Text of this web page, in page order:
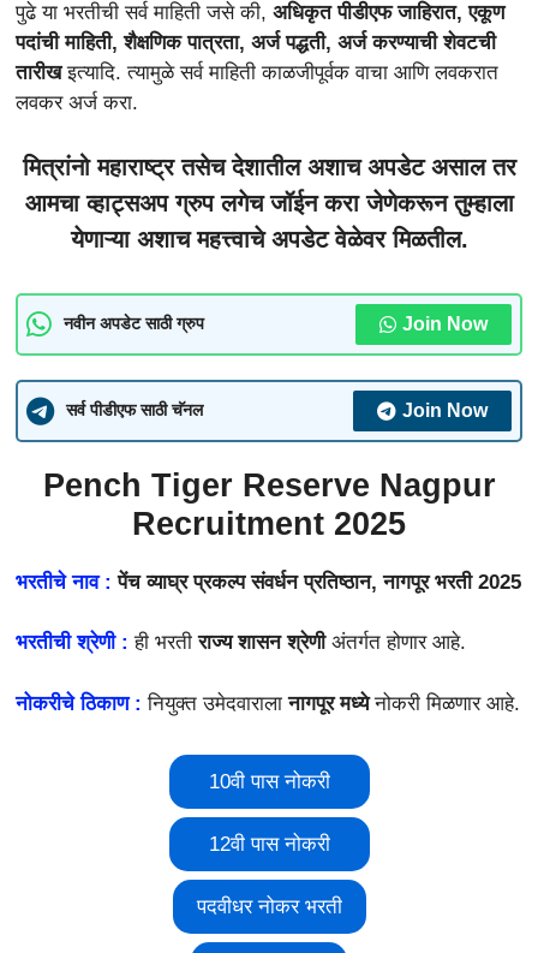
पुढे या भरतीची सर्व माहिती जसे की, अधिकृत पीडीएफ जाहिरात, एकूण
पदांची माहिती, शैक्षणिक पात्रता, अर्ज पद्धती, अर्ज करण्याची शेवटची
तारीखइत्यादि. त्यामुळे सर्व माहिती काळजीपूर्वक वाचा आणि लवकरात
लवकर अर्ज करा.
मित्रांनो महाराष्ट्र तसेच देशातील अशाच अपडेट असाल तर
आमचा व्हाट्सअप ग्रुप लगेच जॉईन करा जेणेकरून तुम्हाला
येणाऱ्या अशाच महत्त्वाचे अपडेट वेळेवर मिळतील.
नवीन अपडेट साठी ग्रुप Join Now
सर्व पीडीएफ साठी चॅनल Join Now
Pench Tiger Reserve Nagpur
Recruitment 2025
भरतीचे नाव :पेंच व्याघ्र प्रकल्प संवर्धन प्रतिष्ठान, नागपूर भरती 2025
भरतीची श्रेणी :ही भरती राज्य शासन श्रेणी अंतर्गत होणार आहे.
नोकरीचे ठिकाण :नियुक्त उमेदवाराला नागपूरमध्येनोकरी मिळणार आहे.
10वी पास नोकरी
12वी पास नोकरी
पदवीधर नोकर भरती